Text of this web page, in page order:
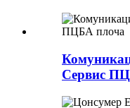
Сервис